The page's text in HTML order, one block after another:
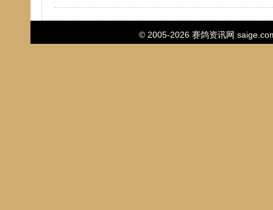
© 2005-2026 赛鸽资讯网